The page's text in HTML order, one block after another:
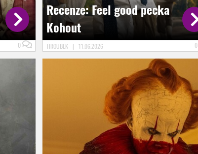
0
Recenze: Feel good pecka
Kohout
HROUBEK | 11.06.2026 0